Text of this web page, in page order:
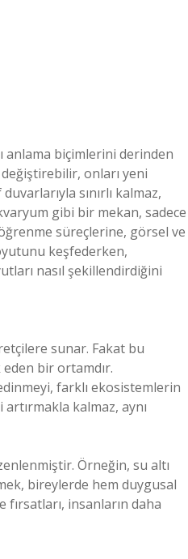
anlama biçimlerini derinden
onları yeni
sınırlı kalmaz,
gibi bir mekan, sadece
süreçlerine, görsel ve
keşfederken,
nasıl şekillendirdiğini
sunar. Fakat bu
bir ortamdır.
farklı ekosistemlerin
kalmaz, aynı
Örneğin, su altı
bireylerde hem duygusal
insanların daha